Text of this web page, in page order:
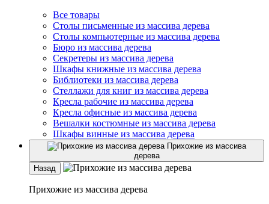
Все товары
Столы письменные из массива дерева
Столы компьютерные из массива дерева
Бюро из массива дерева
Секретеры из массива дерева
Шкафы книжные из массива дерева
Библиотеки из массива дерева
Стеллажи для книг из массива дерева
Кресла рабочие из массива дерева
Кресла офисные из массива дерева
Вешалки костюмные из массива дерева
Шкафы винные из массива дерева
Прихожие из массива
дерева
Назад
Прихожие из массива дерева